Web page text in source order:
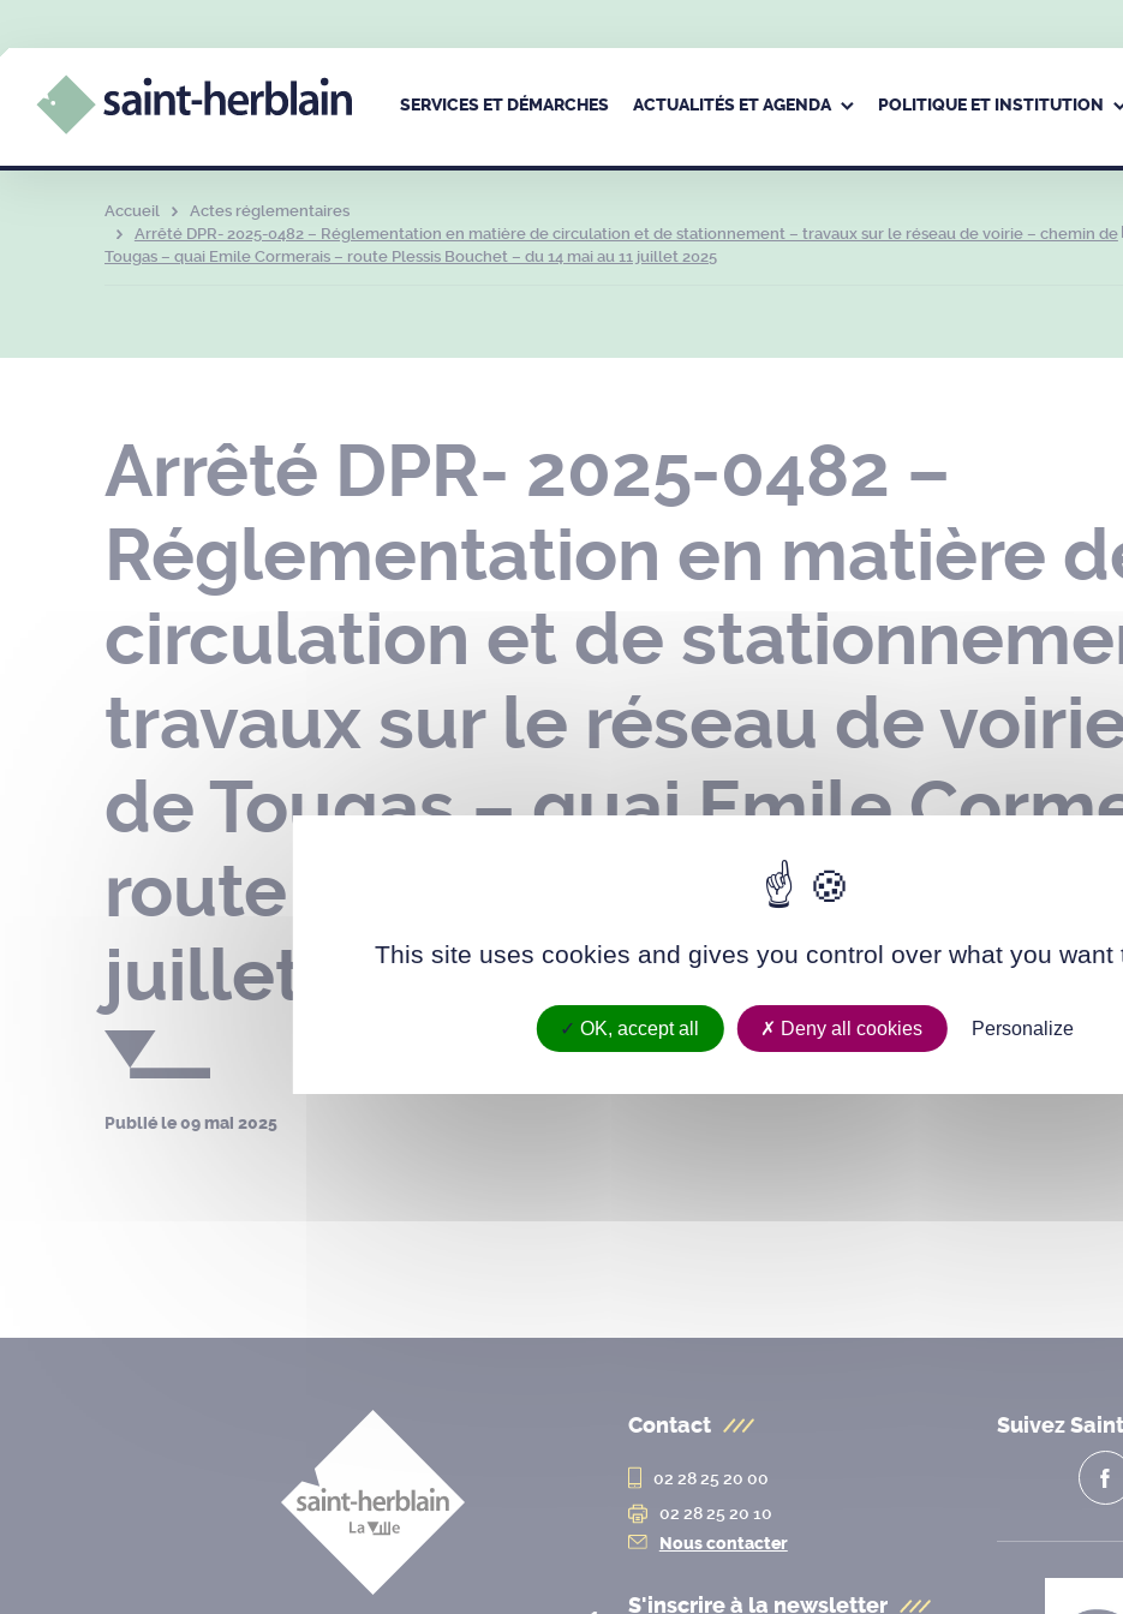
SERVICES ET DÉMARCHES ACTUALITÉS ET AGENDA POLITIQUE ET INSTITUTION
Accueil
Actes réglementaires
Arrêté DPR- 2025-0482 – Réglementation en matière de circulation et de stationnement – travaux sur le réseau de voirie – chemin de
Tougas – quai Emile Cormerais – route Plessis Bouchet – du 14 mai au 11 juillet 2025
Arrêté DPR- 2025-0482 –
Réglementation en matière
circulation et de
travaux sur le réseau de
de Tougas – quai Emile
route Plessis Bouchet – du 14
juillet 2025
Publié le09 mai 2025
Contact
02 28 25 20 00
02 28 25 20 10
Nous contacter
S'inscrire à la newsletter
Suivez
This site uses cookies and gives you control over what you want
OK, accept all Deny all cookies Personalize